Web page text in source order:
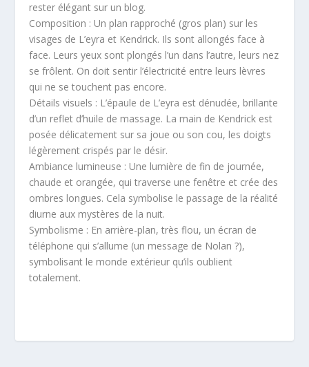
rester élégant sur un blog.
Composition : Un plan rapproché (gros plan) sur les
visages de L’eyra et Kendrick. Ils sont allongés face à
face. Leurs yeux sont plongés l’un dans l’autre, leurs nez
se frôlent. On doit sentir l’électricité entre leurs lèvres
qui ne se touchent pas encore.
Détails visuels : L’épaule de L’eyra est dénudée, brillante
d’un reflet d’huile de massage. La main de Kendrick est
posée délicatement sur sa joue ou son cou, les doigts
légèrement crispés par le désir.
Ambiance lumineuse : Une lumière de fin de journée,
chaude et orangée, qui traverse une fenêtre et crée des
ombres longues. Cela symbolise le passage de la réalité
diurne aux mystères de la nuit.
Symbolisme : En arrière-plan, très flou, un écran de
téléphone qui s’allume (un message de Nolan ?),
symbolisant le monde extérieur qu’ils oublient
totalement.